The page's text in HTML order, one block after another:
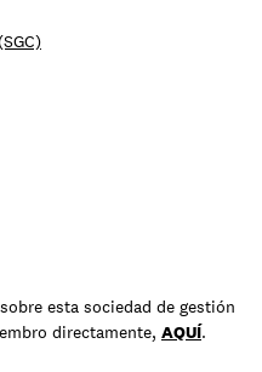
esta sociedad de gestión
directamente, AQUÍ.